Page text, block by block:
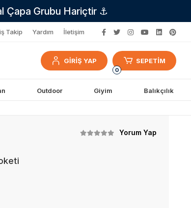
Çapa Grubu Hariçtir ⚓
Takip Yardım İletişim
GİRİŞ YAP
0
SEPETİM
Outdoor Giyim Balıkçılık
Yorum Yap